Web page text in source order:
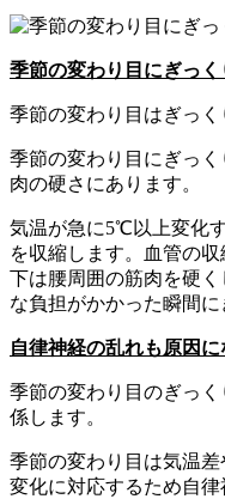
季節の変わり目にぎっく
季節の変わり目はぎっく
季節の変わり目にぎっ
肉の硬さにあります。
気温が急に5℃以上変化
を収縮します。血管の
下は腰周囲の筋肉を硬
な負担がかかった瞬間に
自律神経の乱れも原因に
季節の変わり目のぎっ
係します。
季節の変わり目は気温
変化に対応するため自